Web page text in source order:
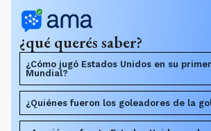
¿qué querés saber?
¿Cómo jugó Estados Unidos en su
Mundial?
¿Quiénes fueron los goleadores de la